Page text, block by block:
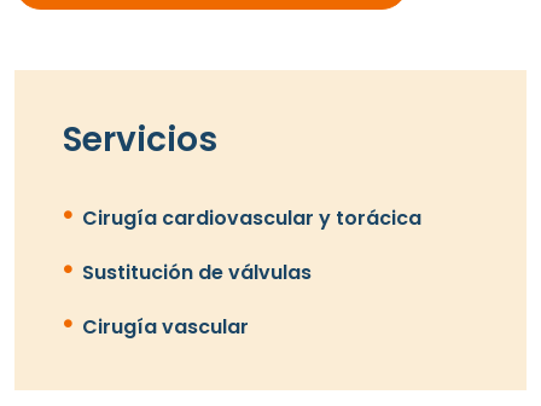
Servicios
Cirugía cardiovascular y torácica
Sustitución de válvulas
Cirugía vascular